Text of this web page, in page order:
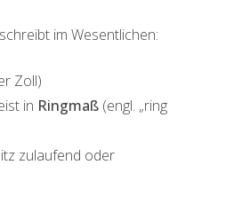
im Wesentlichen:
Zoll)
in Ringmaß (engl. „ring
zulaufend oder